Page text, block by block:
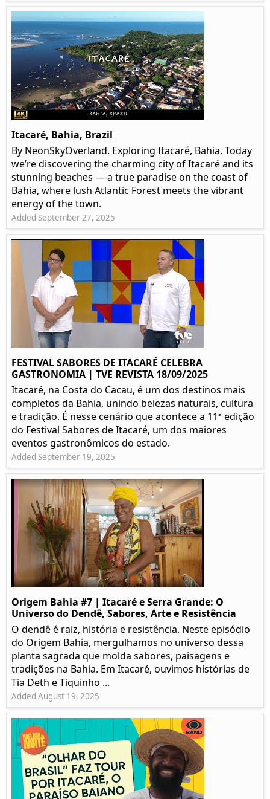
Itacaré, Bahia, Brazil
By NeonSkyOverland. Exploring Itacaré, Bahia. Today
we’re discovering the charming city of Itacaré and its
stunning beaches — a true paradise on the coast of
Bahia, where lush Atlantic Forest meets the vibrant
energy of the town.
Added September 27, 2025
FESTIVAL SABORES DE ITACARÉ CELEBRA
GASTRONOMIA | TVE REVISTA 18/09/2025
Itacaré, na Costa do Cacau, é um dos destinos mais
completos da Bahia, unindo belezas naturais, cultura
e tradição. É nesse cenário que acontece a 11ª edição
do Festival Sabores de Itacaré, um dos maiores
eventos gastronômicos do estado.
Added September 19, 2025
Origem Bahia #7 | Itacaré e Serra Grande: O
Universo do Dendê, Sabores, Arte e Resistência
O dendê é raiz, história e resistência. Neste episódio
do Origem Bahia, mergulhamos no universo dessa
planta sagrada que molda sabores, paisagens e
tradições na Bahia. Em Itacaré, ouvimos histórias de
Tia Deth e Tiquinho ...
Added August 19, 2025